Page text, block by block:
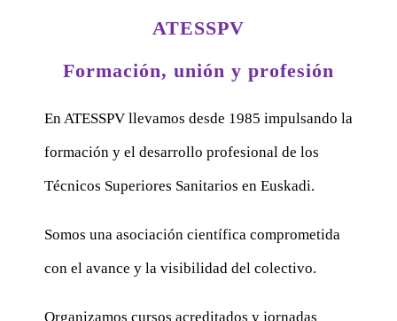
ATESSPV
Formación, unión y profesión
En ATESSPV llevamos desde 1985 impulsando la
formación y el desarrollo profesional de los
Técnicos Superiores Sanitarios en Euskadi.
Somos una asociación científica comprometida
con el avance y la visibilidad del colectivo.
Organizamos cursos acreditados y jornadas